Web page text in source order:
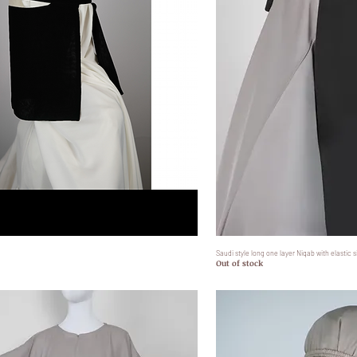
Saudi style long one layer Niqab with elastic
Out of stock